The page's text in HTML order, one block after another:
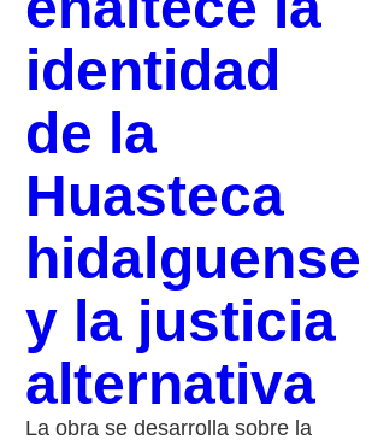
identidad
de la
Huasteca
hidalguense
y la justicia
alternativa
La obra se desarrolla sobre la